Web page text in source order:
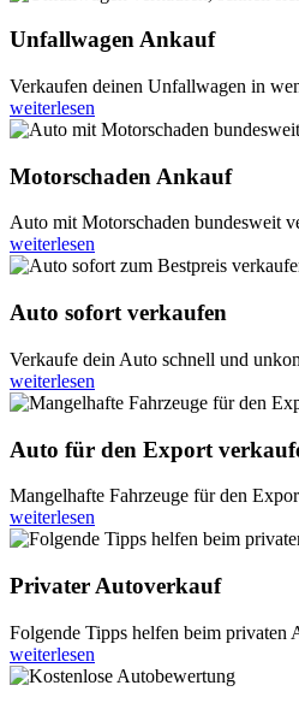
Unfallwagen Ankauf
Verkaufen deinen Unfallwagen in
weiterlesen
Motorschaden Ankauf
Auto mit Motorschaden bundesweit
weiterlesen
Auto sofort verkaufen
Verkaufe dein Auto schnell und
weiterlesen
Auto für den Export
Mangelhafte Fahrzeuge für den
weiterlesen
Privater Autoverkauf
Folgende Tipps helfen beim privaten
weiterlesen